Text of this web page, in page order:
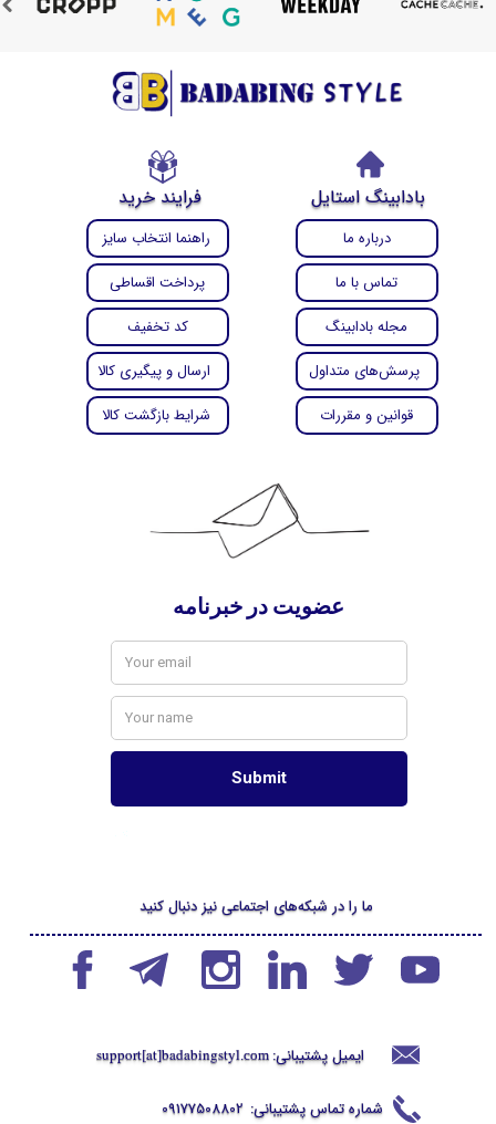
فرایند خرید بادابینگ استایل
راهنما انتخاب سایز
پرداخت اقساطی
کد تخفیف
ارسال و پیگیری کالا
شرایط بازگشت کالا
درباره ما
تماس با ما
مجله بادابینگ
پرسش‌های متداول
قوانین و مقررات
ایمیل پشتیبانی: support[at]badabingstyl .com
شماره تماس پشتیبانی: 09177508802
ما را در شبکه‌های اجتماعی نیز دنبال کنید